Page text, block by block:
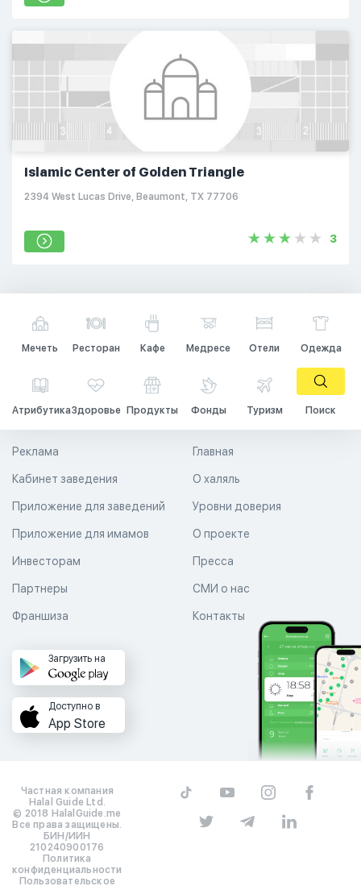
Islamic Center of Golden Triangle
2394 West Lucas Drive, Beaumont, TX 77706
3
Мечеть Ресторан Кафе Медресе Отели Одежда
АтрибутикаЗдоровье Продукты Фонды Туризм Поиск
Главная
О халяль
Уровни доверия
Реклама
Кабинет заведения
Приложение для заведений
Приложение для имамов О проекте
Пресса
СМИ о нас
Контакты
Инвесторам
Партнеры
Франшиза
Загрузить на
Доступно в
App Store
Частная компания
Halal Guide Ltd.
© 2018 HalalGuide.me
Все права защищены.
БИН/ИИН
210240900176
Политика
конфиденциальности
Пользовательское